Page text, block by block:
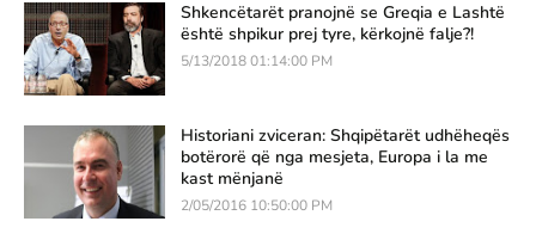
Shkencëtarët pranojnë se Greqia e Lashtë
është shpikur prej tyre, kërkojnë falje?!
5/13/2018 01:14:00 PM
Historiani zviceran: Shqipëtarët udhëheqës
botërorë që nga mesjeta, Europa i la me
kast mënjanë
2/05/2016 10:50:00 PM